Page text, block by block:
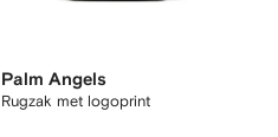
Palm Angels
Rugzak met logoprint